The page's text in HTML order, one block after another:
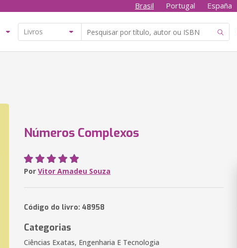
Brasil Portugal España
Números Complexos
Por Vitor Amadeu Souza
Código do livro: 48958
Categorias
Ciências Exatas, Engenharia E Tecnologia